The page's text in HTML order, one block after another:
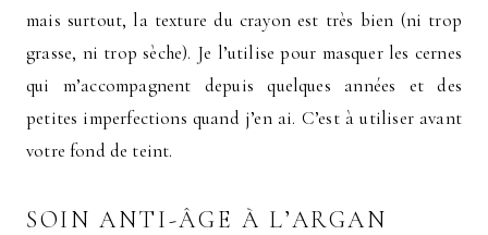
mais surtout, la texture du crayon est très bien (ni trop
grasse, ni trop sèche). Je l’utilise pour masquer les cernes
qui m’accompagnent depuis quelques années et des
petites imperfections quand j’en ai. C’est à utiliser avant
votre fond de teint.
SOIN ANTI-ÂGE À L’ARGAN